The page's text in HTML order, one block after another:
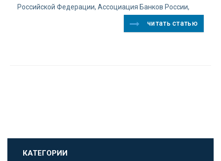
Российской Федерации, Ассоциация Банков России,
читать статью
КАТЕГОРИИ